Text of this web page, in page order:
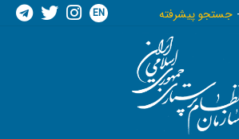
جستجو پیشرفته EN